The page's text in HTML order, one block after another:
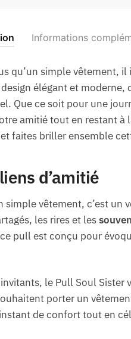
Informations
qu’un simple vêtement, il
élégant et moderne,
Que ce soit pour une
amitié tout en restant
faites briller ensemble
d’amitié
simple vêtement, c’est un
les rires et les
pull est conçu pour
le Pull Soul
porter un
de confort tout en